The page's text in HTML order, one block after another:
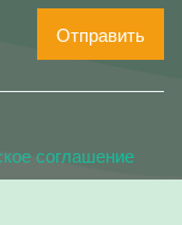
Отправить
соглашение